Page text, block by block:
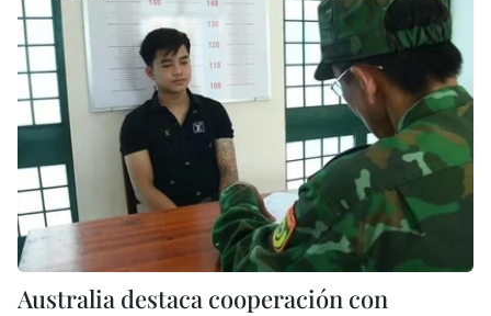
Australia destaca cooperación con